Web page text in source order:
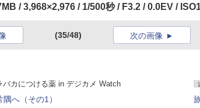
/ 3,968×2,976 / 1/500秒 / F3.2 / 0.0EV /
(35/48) 次の画像
バカにつける薬 in デジカメ Watch
へ（その1）